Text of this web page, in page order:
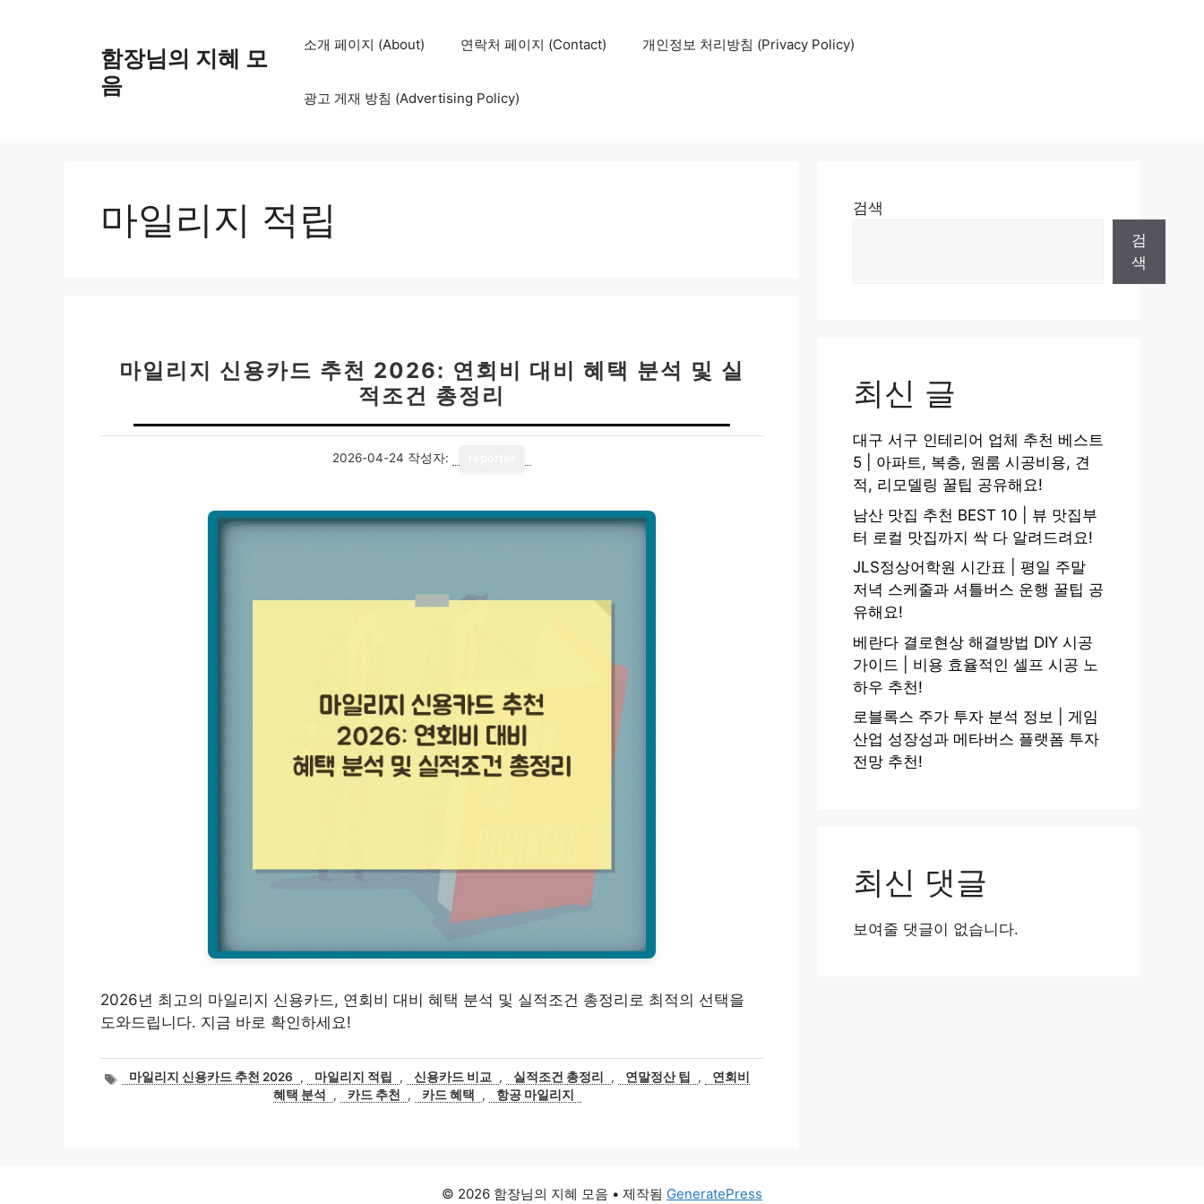
함장님의 지혜 모
음
소개 페이지 (About) 연락처 페이지 (Contact) 개인정보 처리방침 (Privacy Policy)
광고 게재 방침 (Advertising Policy)
마일리지 적립
마일리지 신용카드 추천 2026: 연회비 대비 혜택 분석 및 실
적조건 총정리
2026-04-24 작성자:
2026년 최고의 마일리지 신용카드, 연회비 대비 혜택 분석 및 실적조건 총정리로 최적의 선택을
도와드립니다. 지금 바로 확인하세요!
태마일리지 신용카드 추천 2026 , 마일리지 적립 , 신용카드 비교 , 실적조건 총정리 , 연말정산 팁 ,
연회비
혜택 분석
, 카드 추천 , 카드 혜택 , 항공 마일리지
검색
검
색
최신 글
대구 서구 인테리어 업체 추천 베스트
5 | 아파트, 복층, 원룸 시공비용, 견
적, 리모델링 꿀팁 공유해요!
남산 맛집 추천 BEST 10 | 뷰 맛집부
터 로컬 맛집까지 싹 다 알려드려요!
JLS정상어학원 시간표 | 평일 주말
저녁 스케줄과 셔틀버스 운행 꿀팁 공
유해요!
베란다 결로현상 해결방법 DIY 시공
가이드 | 비용 효율적인 셀프 시공 노
하우 추천!
로블록스 주가 투자 분석 정보 | 게임
산업 성장성과 메타버스 플랫폼 투자
전망 추천!
최신 댓글
보여줄 댓글이 없습니다.
© 2026 함장님의 지혜 모음 • 제작됨 GeneratePress